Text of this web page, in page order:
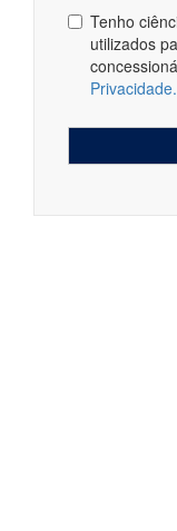
Tenho
utilizados
Privacidade.